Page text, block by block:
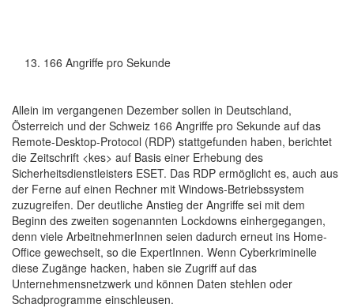
166 Angriffe pro Sekunde
Allein im vergangenen Dezember sollen in Deutschland,
Österreich und der Schweiz 166 Angriffe pro Sekunde auf das
Remote-Desktop-Protocol (RDP) stattgefunden haben, berichtet
die Zeitschrift <kes> auf Basis einer Erhebung des
Sicherheitsdienstleisters ESET. Das RDP ermöglicht es, auch aus
der Ferne auf einen Rechner mit Windows-Betriebssystem
zuzugreifen. Der deutliche Anstieg der Angriffe sei mit dem
Beginn des zweiten sogenannten Lockdowns einhergegangen,
denn viele ArbeitnehmerInnen seien dadurch erneut ins Home-
Office gewechselt, so die ExpertInnen. Wenn Cyberkriminelle
diese Zugänge hacken, haben sie Zugriff auf das
Unternehmensnetzwerk und können Daten stehlen oder
Schadprogramme einschleusen.